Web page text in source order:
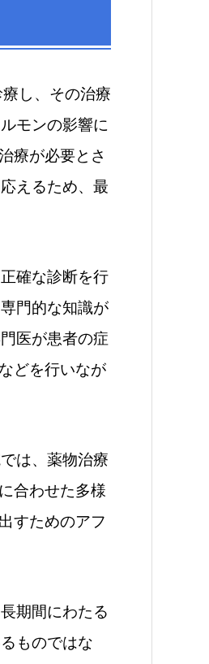
し、その治療
モンの影響に
療が必要とさ
えるため、最
確な診断を行
門的な知識が
医が患者の症
どを行いなが
は、薬物治療
合わせた多様
すためのアフ
期間にわたる
ものではな